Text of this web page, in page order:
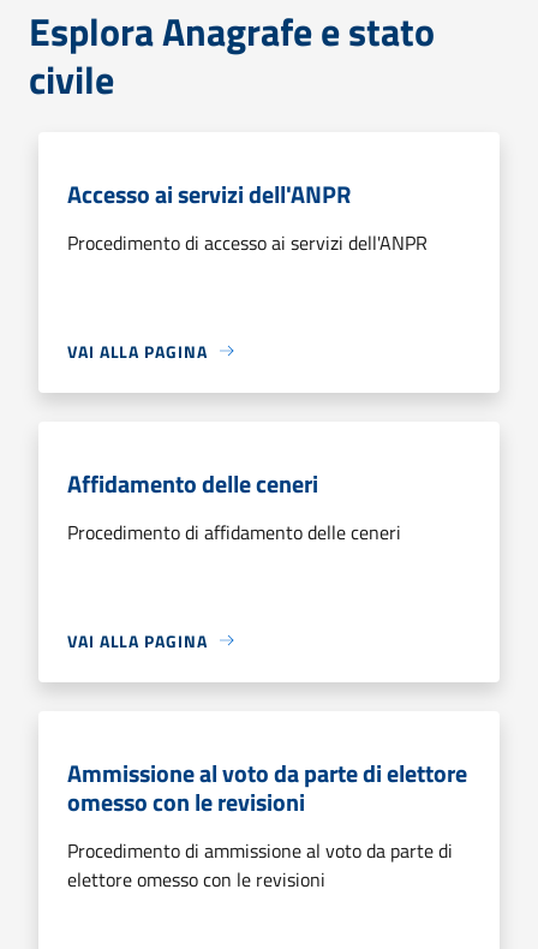
Esplora Anagrafe e stato
civile
Accesso ai servizi dell'ANPR
Procedimento di accesso ai servizi dell'ANPR
VAI ALLA PAGINA
Affidamento delle ceneri
Procedimento di affidamento delle ceneri
VAI ALLA PAGINA
Ammissione al voto da parte di elettore
omesso con le revisioni
Procedimento di ammissione al voto da parte di
elettore omesso con le revisioni